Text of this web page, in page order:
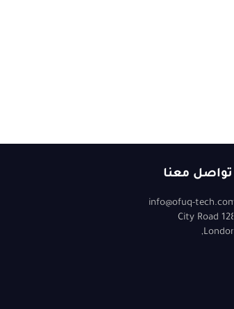
info@ofuq-tech.com
128 City Road
London,